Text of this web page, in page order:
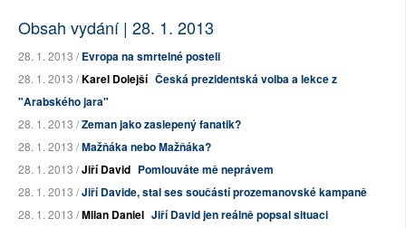
Obsah vydání | 28. 1. 2013
28. 1. 2013 /Evropa na smrtelné posteli
28. 1. 2013 /Karel Dolejší Česká prezidentská volba a lekce z
"Arabského jara"
28. 1. 2013 /Zeman jako zaslepený fanatik?
28. 1. 2013 /Mažňáka nebo Mažňáka?
28. 1. 2013 /Jiří David Pomlouváte mě neprávem
28. 1. 2013 /Jiří Davide, stal ses součástí prozemanovské kampaně
28. 1. 2013 /Milan Daniel Jiří David jen reálně popsal situaci